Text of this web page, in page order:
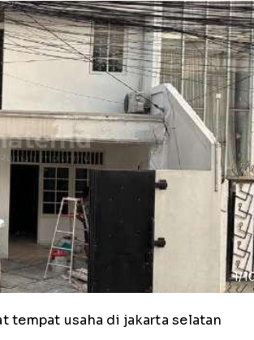
1/
tempat usaha di jakarta selatan